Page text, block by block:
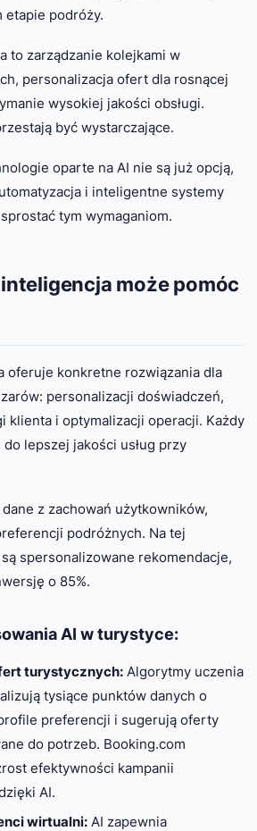
etapie podróży.
to zarządzanie kolejkami w
personalizacja ofert dla rosnącej
wysokiej jakości obsługi.
być wystarczające.
oparte na AI nie są już opcją,
i inteligentne systemy
tym wymaganiom.
może pomóc
oferuje konkretne rozwiązania dla
personalizacji doświadczeń,
klienta i optymalizacji operacji. Każdy
lepszej jakości usług przy
z zachowań użytkowników,
podróżnych. Na tej
spersonalizowane rekomendacje,
o 85%.
AI w turystyce:
turystycznych:Algorytmy uczenia
tysiące punktów danych o
preferencji i sugerują oferty
do potrzeb. Booking.com
efektywności kampanii
AI.
wirtualni:AI zapewnia